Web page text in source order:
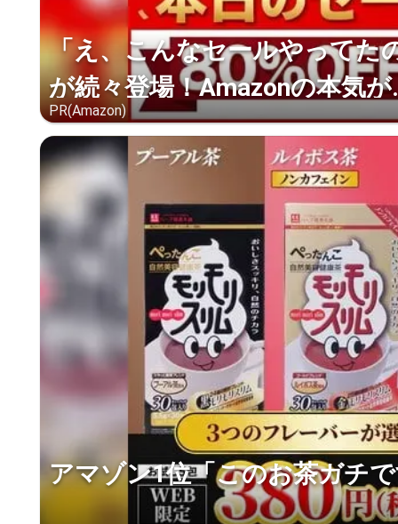
「え、こんなセールやってた
が続々登場！Amazonの本気が
PR(Amazon)
アマゾン1位「このお茶ガチ